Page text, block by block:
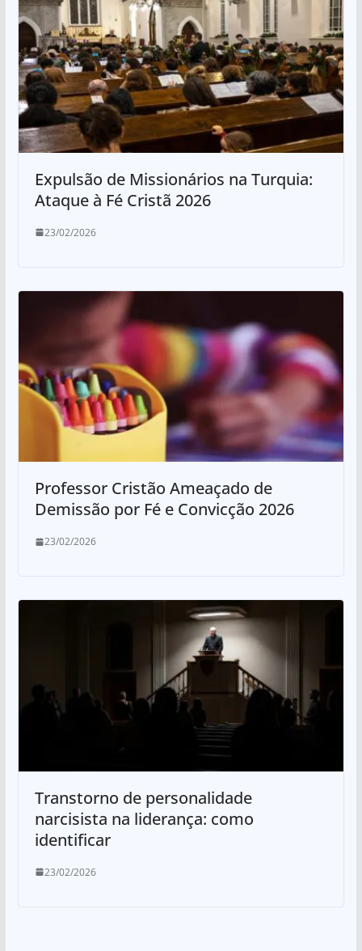
Expulsão de Missionários na Turquia:
Ataque à Fé Cristã 2026
23/02/2026
Professor Cristão Ameaçado de
Demissão por Fé e Convicção 2026
23/02/2026
Transtorno de personalidade
narcisista na liderança: como
identificar
23/02/2026